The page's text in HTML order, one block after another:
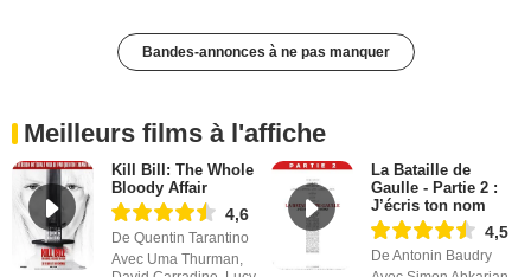
Bandes-annonces à ne pas manquer
Meilleurs films à l'affiche
Kill Bill: The Whole
Bloody Affair
4,6
De Quentin Tarantino
Avec Uma Thurman,
La Bataille de
Gaulle - Partie 2 :
J’écris ton nom
4,5
De Antonin Baudry